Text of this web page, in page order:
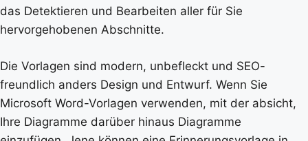
das Detektieren und Bearbeiten aller für Sie
hervorgehobenen Abschnitte.
Die Vorlagen sind modern, unbefleckt und SEO-
freundlich anders Design und Entwurf. Wenn Sie
Microsoft Word-Vorlagen verwenden, mit der absicht,
Ihre Diagramme darüber hinaus Diagramme